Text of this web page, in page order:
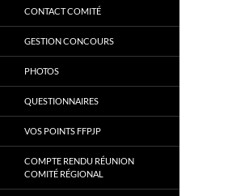
CONTACT COMITÉ
GESTION CONCOURS
PHOTOS
QUESTIONNAIRES
VOS POINTS FFPJP
COMPTE RENDU RÉUNION
COMITÉ RÉGIONAL